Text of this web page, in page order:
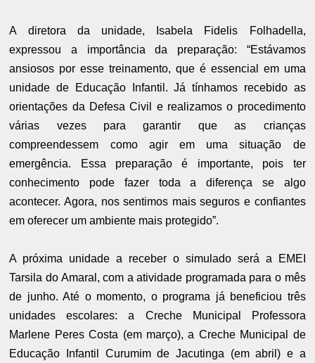
A diretora da unidade, Isabela Fidelis Folhadella,
expressou a importância da preparação: “Estávamos
ansiosos por esse treinamento, que é essencial em uma
unidade de Educação Infantil. Já tínhamos recebido as
orientações da Defesa Civil e realizamos o procedimento
várias vezes para garantir que as crianças
compreendessem como agir em uma situação de
emergência. Essa preparação é importante, pois ter
conhecimento pode fazer toda a diferença se algo
acontecer. Agora, nos sentimos mais seguros e confiantes
em oferecer um ambiente mais protegido”.
A próxima unidade a receber o simulado será a EMEI
Tarsila do Amaral, com a atividade programada para o mês
de junho. Até o momento, o programa já beneficiou três
unidades escolares: a Creche Municipal Professora
Marlene Peres Costa (em março), a Creche Municipal de
Educação Infantil Curumim de Jacutinga (em abril) e a